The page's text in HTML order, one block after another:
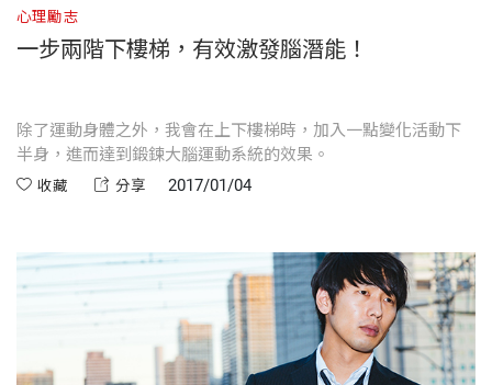
心理勵志
一步兩階下樓梯，有效激發腦潛能！
除了運動身體之外，我會在上下樓梯時，加入一點變化活動下
半身，進而達到鍛鍊大腦運動系統的效果。
收藏 分享 2017/01/04